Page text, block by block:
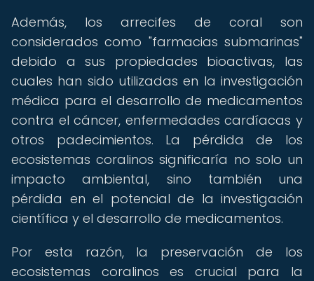
Además, los arrecifes de coral son
considerados como "farmacias submarinas"
debido a sus propiedades bioactivas, las
cuales han sido utilizadas en la investigación
médica para el desarrollo de medicamentos
contra el cáncer, enfermedades cardíacas y
otros padecimientos. La pérdida de los
ecosistemas coralinos significaría no solo un
impacto ambiental, sino también una
pérdida en el potencial de la investigación
científica y el desarrollo de medicamentos.
Por esta razón, la preservación de los
ecosistemas coralinos es crucial para la